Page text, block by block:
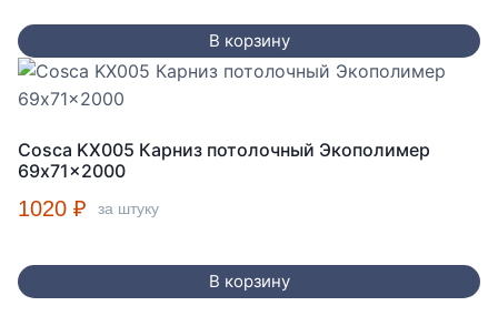
В корзину
Cosca KX005 Карниз потолочный Экополимер
69x71x2000
1020 ₽ за штуку
В корзину